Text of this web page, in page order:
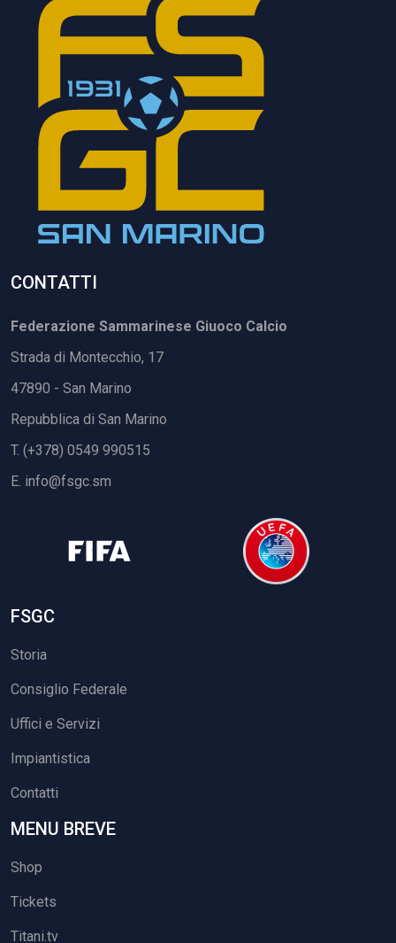
CONTATTI
Federazione Sammarinese Giuoco Calcio
Strada di Montecchio, 17
47890 - San Marino
Repubblica di San Marino
T. (+378) 0549 990515
E. info@fsgc.sm
FSGC
Storia
Consiglio Federale
Uffici e Servizi
Impiantistica
Contatti
MENU BREVE
Shop
Tickets
Titani.tv